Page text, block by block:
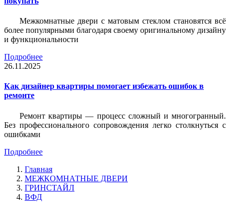
Межкомнатные двери с матовым стеклом становятся всё
более популярными благодаря своему оригинальному дизайну
и функциональности
Подробнее
26.11.2025
Как дизайнер квартиры помогает избежать ошибок в
ремонте
Ремонт квартиры — процесс сложный и многогранный.
Без профессионального сопровождения легко столкнуться с
ошибками
Подробнее
Главная
МЕЖКОМНАТНЫЕ ДВЕРИ
ГРИНСТАЙЛ
ВФД